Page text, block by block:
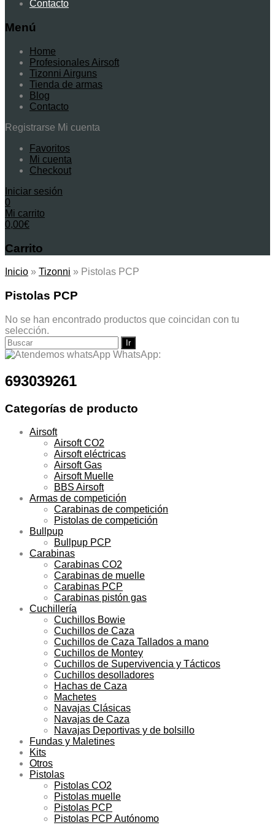
Contacto
Menú
Home
Profesionales Airsoft
Tizonni Airguns
Tienda de armas
Blog
Contacto
Registrarse Mi cuenta
Favoritos
Mi cuenta
Checkout
Iniciar sesión
0
Mi carrito
0,00€
Carrito
Inicio » Tizonni » Pistolas PCP
Pistolas PCP
No se han encontrado productos que coincidan con tu
selección.
Buscar:
WhatsApp:
693039261
Categorías de producto
Airsoft
Airsoft CO2
Airsoft eléctricas
Airsoft Gas
Airsoft Muelle
BBS Airsoft
Armas de competición
Carabinas de competición
Pistolas de competición
Bullpup
Bullpup PCP
Carabinas
Carabinas CO2
Carabinas de muelle
Carabinas PCP
Carabinas pistón gas
Cuchillería
Cuchillos Bowie
Cuchillos de Caza
Cuchillos de Caza Tallados a mano
Cuchillos de Montey
Cuchillos de Supervivencia y Tácticos
Cuchillos desolladores
Hachas de Caza
Machetes
Navajas Clásicas
Navajas de Caza
Navajas Deportivas y de bolsillo
Fundas y Maletines
Kits
Otros
Pistolas
Pistolas CO2
Pistolas muelle
Pistolas PCP
Pistolas PCP Autónomo